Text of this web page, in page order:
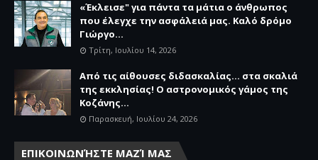
«Έκλεισε" για πάντα τα μάτια ο άνθρωπος
που έλεγχε την ασφάλειά μας. Καλό δρόμο
Γιώργο...
Τρίτη, Ιουλίου 14, 2026
Από τις αίθουσες διδασκαλίας… στα σκαλιά
της εκκλησίας! Ο αστρονομικός γάμος της
Κοζάνης...
Παρασκευή, Ιουλίου 24, 2026
ΕΠΙΚΟΙΝΩΝΉΣΤΕ ΜΑΖΊ ΜΑΣ